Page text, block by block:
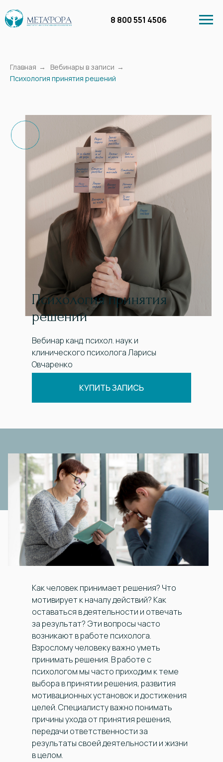
Курсы Бесплатное обучение Вебинары в
8 800 551 4506
Главная → Вебинары в записи →
Психология принятия решений
Психология принятия
решений
Вебинар канд. психол. наук и
клинического психолога Ларисы
Овчаренко
КУПИТЬ ЗАПИСЬ
Как человек принимает решения? Что
мотивирует к началу действий? Как
оставаться в деятельности и отвечать
за результат? Эти вопросы часто
возникают в работе психолога.
Взрослому человеку важно уметь
принимать решения. В работе с
психологом мы часто приходим к теме
выбора в принятии решения, развития
мотивационных установок и достижения
целей. Специалисту важно понимать
причины ухода от принятия решения,
передачи ответственности за
результаты своей деятельности и жизни
в целом.